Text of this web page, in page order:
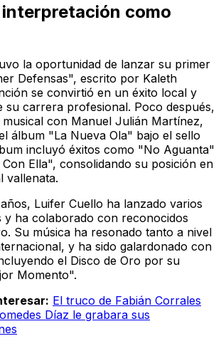
interpretación como
la oportunidad de lanzar su primer
Defensas", escrito por Kaleth
se convirtió en un éxito local y
su carrera profesional. Poco después,
con Manuel Julián Martínez,
álbum "La Nueva Ola" bajo el sello
incluyó éxitos como "No Aguanta"
Ella", consolidando su posición en
vallenata.
Luifer Cuello ha lanzado varios
y ha colaborado con reconocidos
Su música ha resonado tanto a nivel
y ha sido galardonado con
el Disco de Oro por su
Momento".
El truco de Fabián Corrales
Díaz le grabara sus